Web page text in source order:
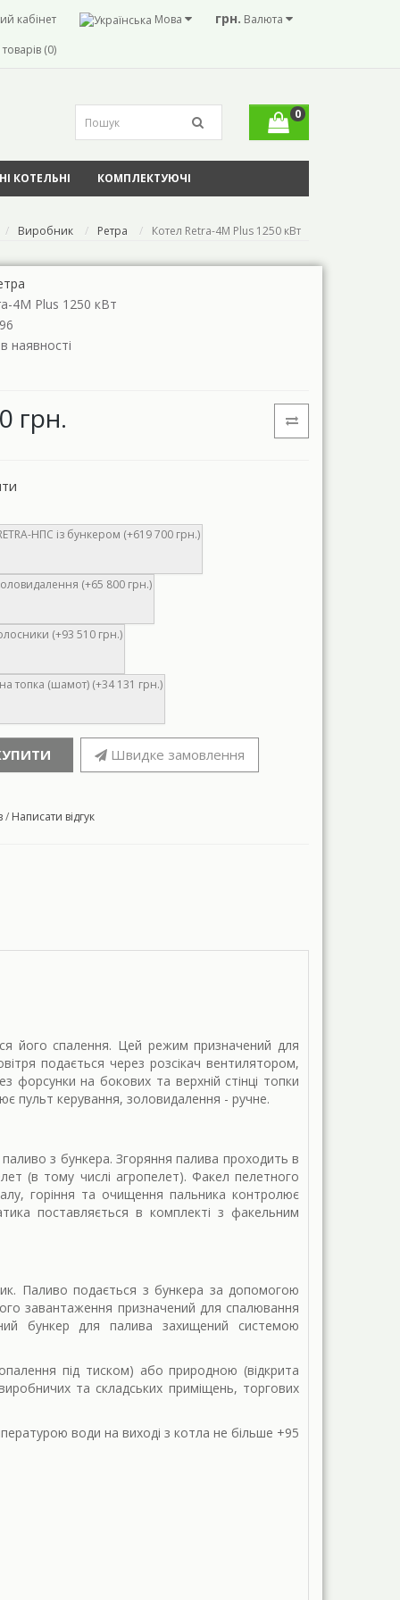
грн. Валюта
Мова
кабінет
(0)
0
КОТЕЛЬНІ КОМПЛЕКТУЮЧІ
Виробник Ретра Котел Retra-4М Plus 1250 кВт
4М Plus 1250 кВт
наявності
грн.
НПС із бункером (+619 700 грн.)
(+65 800 грн.)
(+93 510 грн.)
топка (шамот) (+34 131 грн.)
Швидке замовлення
/ Написати відгук
його спалення. Цей режим призначений для
подається через розсікач вентилятором,
форсунки на бокових та верхній стінці топки
пульт керування, золовидалення - ручне.
з бункера. Згоряння палива проходить в
(в тому числі агропелет). Факел пелетного
горіння та очищення пальника контролює
поставляється в комплекті з факельним
Паливо подається з бункера за допомогою
завантаження призначений для спалювання
бункер для палива захищений системою
під тиском) або природною (відкрита
та складських приміщень, торгових
води на виході з котла не більше +95